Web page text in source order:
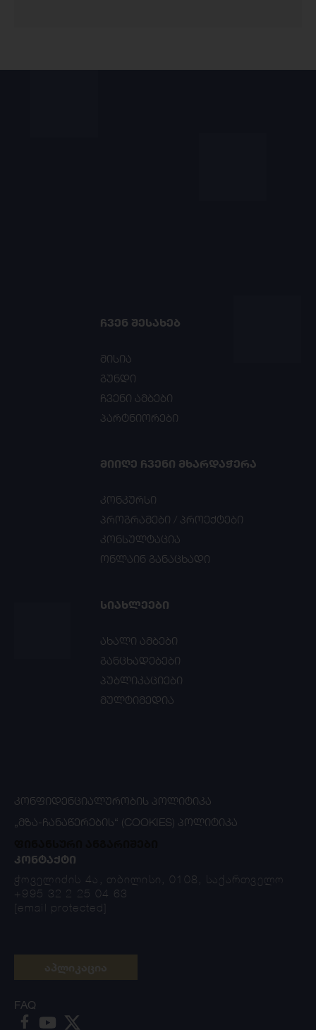
ᲩᲕᲔᲜ ᲨᲔᲡᲐᲮᲔᲑ
მისია
გუნდი
ჩვენი ამბები
პარტნიორები
ᲛᲘᲘᲦᲔ ᲩᲕᲔᲜᲘ ᲛᲮᲐᲠᲓᲐᲭᲔᲠᲐ
კონკურსი
პროგრამები / პროექტები
კონსულტაცია
ონლაინ განაცხადი
ᲡᲘᲐᲮᲚᲔᲔᲑᲘ
ახალი ამბები
განცხადებები
პუბლიკაციები
მულტიმედია
ᲙᲝᲜᲤᲘᲓᲔᲜᲪᲘᲐᲚᲣᲠᲝᲑᲘᲡ ᲞᲝᲚᲘᲢᲘᲙᲐ
„ᲛᲖᲐ-ᲩᲐᲜᲐᲬᲔᲠᲔᲑᲘᲡ“ (COOKIES) ᲞᲝᲚᲘᲢᲘᲙᲐ
ᲙᲝᲜᲢᲐᲥᲢᲘ
ჭოველიძის 4ა, თბილისი, 0108, საქართველო
+995 32 2 25 04 63
[email protected]
FAQ